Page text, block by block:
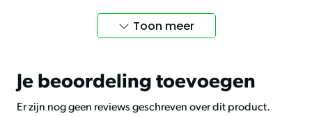
perfect is voor gebruik in natte omstandigheden zoals
Ideaal voor interactief spel
Toon meer
Je beoordeling toevoegen
Er zijn nog geen reviews geschreven over dit product.